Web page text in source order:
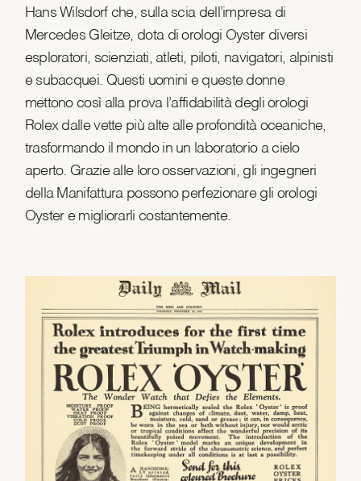
Hans Wilsdorf che, sulla scia dell’impresa di
Mercedes Gleitze, dota di orologi Oyster diversi
esploratori, scienziati, atleti, piloti, navigatori, alpinisti
e subacquei. Questi uomini e queste donne
mettono così alla prova l’affidabilità degli orologi
Rolex dalle vette più alte alle profondità oceaniche,
trasformando il mondo in un laboratorio a cielo
aperto. Grazie alle loro osservazioni, gli ingegneri
della Manifattura possono perfezionare gli orologi
Oyster e migliorarli costantemente.